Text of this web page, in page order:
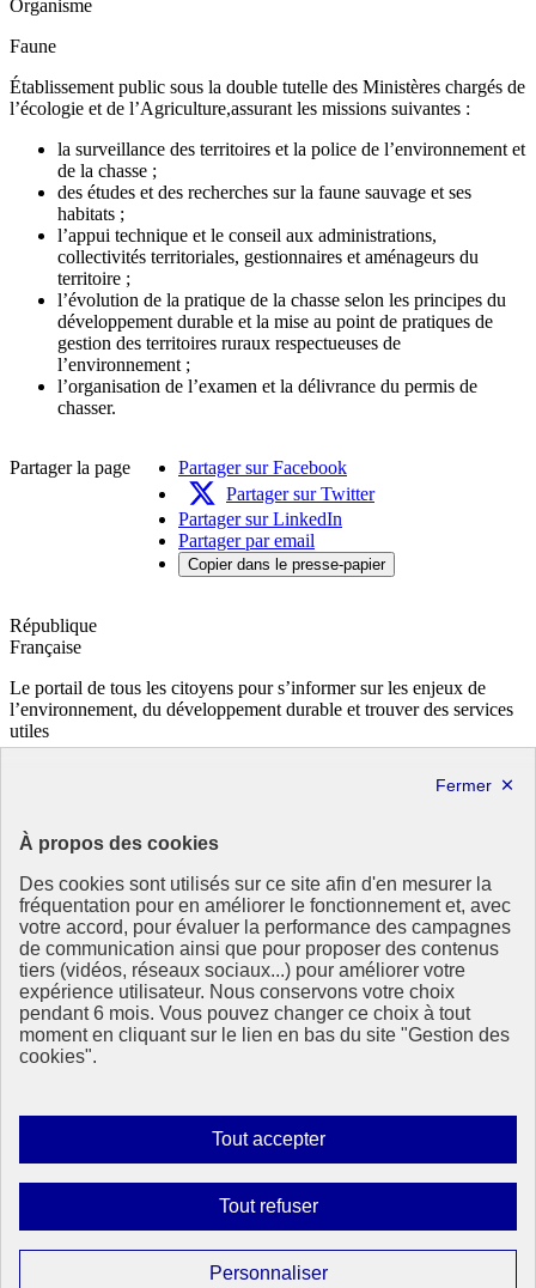
À propos des cookies
Des cookies sont utilisés sur ce site afin d'en mesurer la
fréquentation pour en améliorer le fonctionnement et, avec
votre accord, pour évaluer la performance des campagnes
de communication ainsi que pour proposer des contenus
tiers (vidéos, réseaux sociaux...) pour améliorer votre
expérience utilisateur. Nous conservons votre choix
pendant 6 mois. Vous pouvez changer ce choix à tout
moment en cliquant sur le lien en bas du site "Gestion des
cookies".
Tout accepterAutoriser
tous
Tout refuserInterdire
tous
PersonnaliserParamétrer
Organisme
Faune
Établissement public sous la double tutelle des Ministères chargés de
l’écologie et de l’Agriculture,assurant les missions suivantes :
la surveillance des territoires et la police de l’environnement et
de la chasse ;
des études et des recherches sur la faune sauvage et ses
habitats ;
l’appui technique et le conseil aux administrations,
collectivités territoriales, gestionnaires et aménageurs du
territoire ;
l’évolution de la pratique de la chasse selon les principes du
développement durable et la mise au point de pratiques de
gestion des territoires ruraux respectueuses de
l’environnement ;
l’organisation de l’examen et la délivrance du permis de
chasser.
Partager la page
Partager sur Facebook
Partager sur Twitter
Partager sur LinkedIn
Partager par email
Copier dans le presse-papier
République
Française
Le portail de tous les citoyens pour s’informer sur les enjeux de
l’environnement, du développement durable et trouver des services
utiles
data.gouv.fr- ouvre une nouvelle fenêtre
Partenaire
Partenaire principal :
Eionet Portal
Accessibilité : totalement conforme
Sauf mention contraire, tous les contenus de ce site sont sous